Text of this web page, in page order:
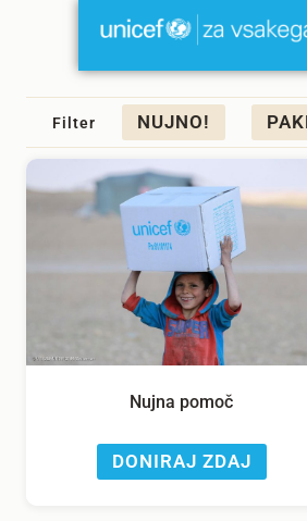
Filter NUJNO!
Nujna pomoč
DONIRAJ ZDAJ